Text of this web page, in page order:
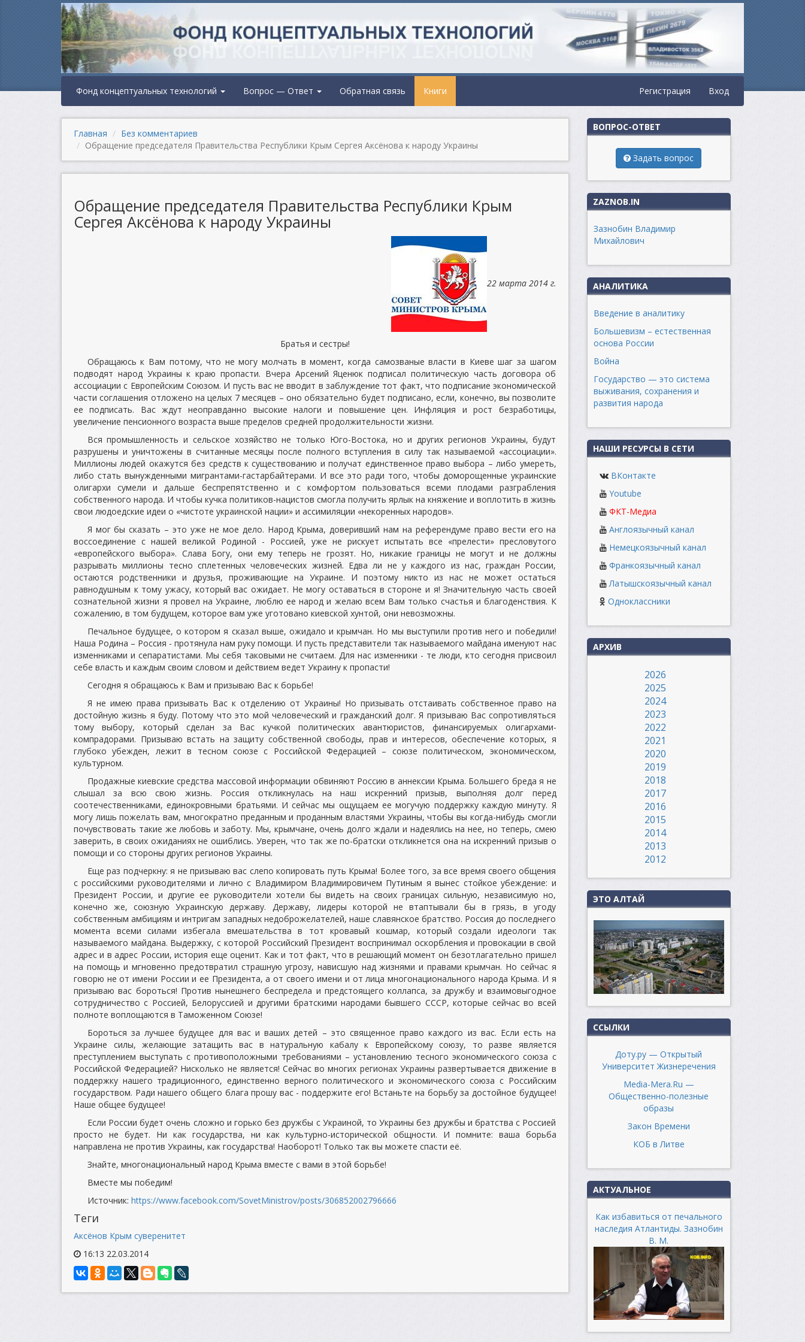
Фонд концептуальных технологий Вопрос — Ответ Обратная связь Книги Регистрация Вход
Главная
Без комментариев
Обращение председателя Правительства Республики Крым Сергея Аксёнова к народу Украины
Обращение председателя Правительства Республики Крым
Сергея Аксёнова к народу Украины
22 марта 2014 г.
Братья и сестры!
Обращаюсь к Вам потому, что не могу молчать в момент, когда самозваные власти в Киеве шаг за шагом
подводят народ Украины к краю пропасти. Вчера Арсений Яценюк подписал политическую часть договора об
ассоциации с Европейским Союзом. И пусть вас не вводит в заблуждение тот факт, что подписание экономической
части соглашения отложено на целых 7 месяцев – оно обязательно будет подписано, если, конечно, вы позволите
ее подписать. Вас ждут неоправданно высокие налоги и повышение цен. Инфляция и рост безработицы,
увеличение пенсионного возраста выше пределов средней продолжительности жизни.
Вся промышленность и сельское хозяйство не только Юго-Востока, но и других регионов Украины, будут
разрушены и уничтожены в считанные месяцы после полного вступления в силу так называемой «ассоциации».
Миллионы людей окажутся без средств к существованию и получат единственное право выбора – либо умереть,
либо стать вынужденными мигрантами-гастарбайтерами. И все это ради того, чтобы доморощенные украинские
олигархи сумели и дальше беспрепятственно и с комфортом пользоваться всеми плодами разграбления
собственного народа. И чтобы кучка политиков-нацистов смогла получить ярлык на княжение и воплотить в жизнь
свои людоедские идеи о «чистоте украинской нации» и ассимиляции «некоренных народов».
Я мог бы сказать – это уже не мое дело. Народ Крыма, доверивший нам на референдуме право вести его на
воссоединение с нашей великой Родиной - Россией, уже не рискует испытать все «прелести» пресловутого
«европейского выбора». Слава Богу, они ему теперь не грозят. Но, никакие границы не могут и не должны
разрывать миллионы тесно сплетенных человеческих жизней. Едва ли не у каждого из нас, граждан России,
остаются родственники и друзья, проживающие на Украине. И поэтому никто из нас не может остаться
равнодушным к тому ужасу, который вас ожидает. Не могу оставаться в стороне и я! Значительную часть своей
сознательной жизни я провел на Украине, люблю ее народ и желаю всем Вам только счастья и благоденствия. К
сожалению, в том будущем, которое вам уже уготовано киевской хунтой, они невозможны.
Печальное будущее, о котором я сказал выше, ожидало и крымчан. Но мы выступили против него и победили!
Наша Родина – Россия - протянула нам руку помощи. И пусть представители так называемого майдана именуют нас
изменниками и сепаратистами. Мы себя таковыми не считаем. Для нас изменники - те люди, кто сегодня присвоил
себе власть и каждым своим словом и действием ведет Украину к пропасти!
Сегодня я обращаюсь к Вам и призываю Вас к борьбе!
Я не имею права призывать Вас к отделению от Украины! Но призывать отстаивать собственное право на
достойную жизнь я буду. Потому что это мой человеческий и гражданский долг. Я призываю Вас сопротивляться
тому выбору, который сделан за Вас кучкой политических авантюристов, финансируемых олигархами-
компрадорами. Призываю встать на защиту собственной свободы, прав и интересов, обеспечение которых, я
глубоко убежден, лежит в тесном союзе с Российской Федерацией – союзе политическом, экономическом,
культурном.
Продажные киевские средства массовой информации обвиняют Россию в аннексии Крыма. Большего бреда я не
слышал за всю свою жизнь. Россия откликнулась на наш искренний призыв, выполняя долг перед
соотечественниками, единокровными братьями. И сейчас мы ощущаем ее могучую поддержку каждую минуту. Я
могу лишь пожелать вам, многократно преданным и проданным властями Украины, чтобы вы когда-нибудь смогли
почувствовать такие же любовь и заботу. Мы, крымчане, очень долго ждали и надеялись на нее, но теперь, смею
заверить, в своих ожиданиях не ошиблись. Уверен, что так же по-братски откликнется она на искренний призыв о
помощи и со стороны других регионов Украины.
Еще раз подчеркну: я не призываю вас слепо копировать путь Крыма! Более того, за все время своего общения
с российскими руководителями и лично с Владимиром Владимировичем Путиным я вынес стойкое убеждение: и
Президент России, и другие ее руководители хотели бы видеть на своих границах сильную, независимую но,
конечно же, союзную Украинскую державу. Державу, лидеры которой не втаптывали бы в грязь, в угоду
собственным амбициям и интригам западных недоброжелателей, наше славянское братство. Россия до последнего
момента всеми силами избегала вмешательства в тот кровавый кошмар, который создали идеологи так
называемого майдана. Выдержку, с которой Российский Президент воспринимал оскорбления и провокации в свой
адрес и в адрес России, история еще оценит. Как и тот факт, что в решающий момент он безотлагательно пришел
на помощь и мгновенно предотвратил страшную угрозу, нависшую над жизнями и правами крымчан. Но сейчас я
говорю не от имени России и ее Президента, а от своего имени и от лица многонационального народа Крыма. И я
призываю вас бороться! Против нынешнего беспредела и предстоящего коллапса, за дружбу и взаимовыгодное
сотрудничество с Россией, Белоруссией и другими братскими народами бывшего СССР, которые сейчас во всей
полноте воплощаются в Таможенном Союзе!
Бороться за лучшее будущее для вас и ваших детей – это священное право каждого из вас. Если есть на
Украине силы, желающие затащить вас в натуральную кабалу к Европейскому союзу, то разве является
преступлением выступать с противоположными требованиями – установлению тесного экономического союза с
Российской Федерацией? Нисколько не является! Сейчас во многих регионах Украины развертывается движение в
поддержку нашего традиционного, единственно верного политического и экономического союза с Российским
государством. Ради нашего общего блага прошу вас - поддержите его! Встаньте на борьбу за достойное будущее!
Наше общее будущее!
Если России будет очень сложно и горько без дружбы с Украиной, то Украины без дружбы и братства с Россией
просто не будет. Ни как государства, ни как культурно-исторической общности. И помните: ваша борьба
направлена не против Украины, как государства! Наоборот! Только так вы можете спасти её.
Знайте, многонациональный народ Крыма вместе с вами в этой борьбе!
Вместе мы победим!
Источник: https://www.facebook.com/SovetMinistrov/posts/306852002796666
Теги
Аксёнов Крым суверенитет
16:13 22.03.2014
ВОПРОС-ОТВЕТ
Задать вопрос
ZAZNOB.IN
Зазнобин Владимир
Михайлович
АНАЛИТИКА
Введение в аналитику
Большевизм – естественная
основа России
Война
Государство — это система
выживания, сохранения и
развития народа
НАШИ РЕСУРСЫ В СЕТИ
ВКонтакте
Youtube
ФКТ-Медиа
Англоязычный канал
Немецкоязычный канал
Франкоязычный канал
Латышскоязычный канал
Одноклассники
АРХИВ
2026
2025
2024
2023
2022
2021
2020
2019
2018
2017
2016
2015
2014
2013
2012
ЭТО АЛТАЙ
ССЫЛКИ
Доту.ру — Открытый
Университет Жизнеречения
Media-Mera.Ru —
Общественно-полезные
образы
Закон Времени
КОБ в Литве
АКТУАЛЬНОЕ
Как избавиться от печального
наследия Атлантиды. Зазнобин
В. М.